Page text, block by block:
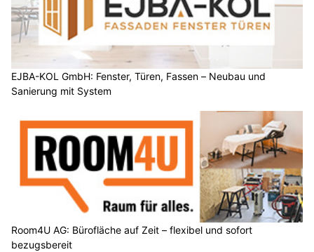
EJBA-KOL GmbH: Fenster, Türen, Fassen – Neubau und
Sanierung mit System
Room4U AG: Bürofläche auf Zeit – flexibel und sofort
bezugsbereit